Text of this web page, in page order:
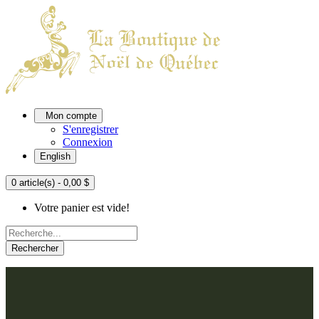
Mon compte
S'enregistrer
Connexion
English
0 article(s) - 0,00 $
Votre panier est vide!
Rechercher